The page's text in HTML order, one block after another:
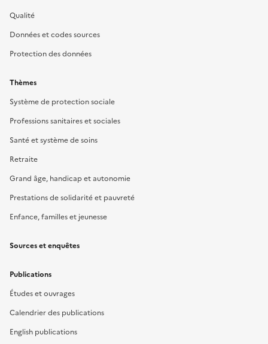
Qualité
Données et codes sources
Protection des données
Thèmes
Système de protection sociale
Professions sanitaires et sociales
Santé et système de soins
Retraite
Grand âge, handicap et autonomie
Prestations de solidarité et pauvreté
Enfance, familles et jeunesse
Sources et enquêtes
Publications
Études et ouvrages
Calendrier des publications
English publications